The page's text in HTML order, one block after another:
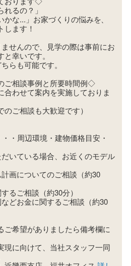
れるの？」
かな...」お家づくりの悩みを、
ます！
せんので、見学の際は事前にお
幸いです。
らも可能です。
ご相談事例と所要時間例◇
合わせて案内を実施しておりま
のご相談も大歓迎です）
・周辺環境・建物価格目安・
いている場合、お近くのモデル
画についてのご相談（約30
るご相談（約30分）
どお金に関するご相談（約30
ご希望がありましたら備考欄に
現に向けて、当社スタッフ一同